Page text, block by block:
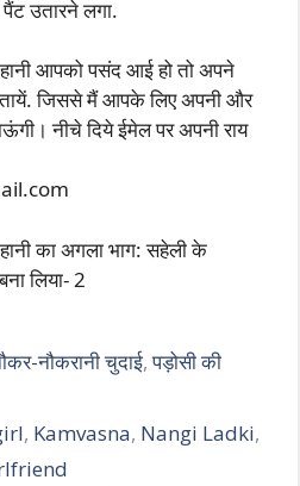
उतारने लगा.
आपको पसंद आई हो तो अपने
जिससे मैं आपके लिए अपनी और
नीचे दिये ईमेल पर अपनी राय
का अगला भाग: सहेली के
लिया- 2
नौकरानी चुदाई,पड़ोसी की
, Kamvasna, Nangi Ladki,